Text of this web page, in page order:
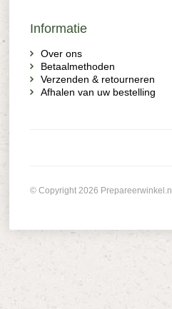
Informatie
Over ons
Betaalmethoden
Verzenden & retourneren
Afhalen van uw bestelling
© Copyright 2026 Prepareerwinkel.nl